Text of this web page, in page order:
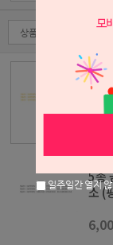
5종
소
5종
소 (
일주일간 열지